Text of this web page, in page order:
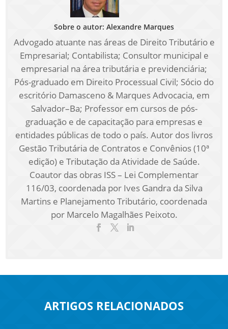
Sobre o autor: Alexandre Marques
Advogado atuante nas áreas de Direito Tributário e
Empresarial; Contabilista; Consultor municipal e
empresarial na área tributária e previdenciária;
Pós-graduado em Direito Processual Civil; Sócio do
escritório Damasceno & Marques Advocacia, em
Salvador–Ba; Professor em cursos de pós-
graduação e de capacitação para empresas e
entidades públicas de todo o país. Autor dos livros
Gestão Tributária de Contratos e Convênios (10ª
edição) e Tributação da Atividade de Saúde.
Coautor das obras ISS – Lei Complementar
116/03, coordenada por Ives Gandra da Silva
Martins e Planejamento Tributário, coordenada
por Marcelo Magalhães Peixoto.
ARTIGOS RELACIONADOS